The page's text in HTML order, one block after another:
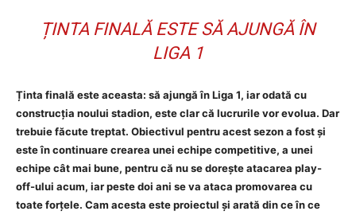
ȚINTA FINALĂ ESTE SĂ AJUNGĂ ÎN
LIGA 1
Ținta finală este aceasta: să ajungă în Liga 1, iar odată cu
construcția noului stadion, este clar că lucrurile vor evolua. Dar
trebuie făcute treptat. Obiectivul pentru acest sezon a fost și
este în continuare crearea unei echipe competitive, a unei
echipe cât mai bune, pentru că nu se dorește atacarea play-
off-ului acum, iar peste doi ani se va ataca promovarea cu
toate forțele. Cam acesta este proiectul și arată din ce în ce